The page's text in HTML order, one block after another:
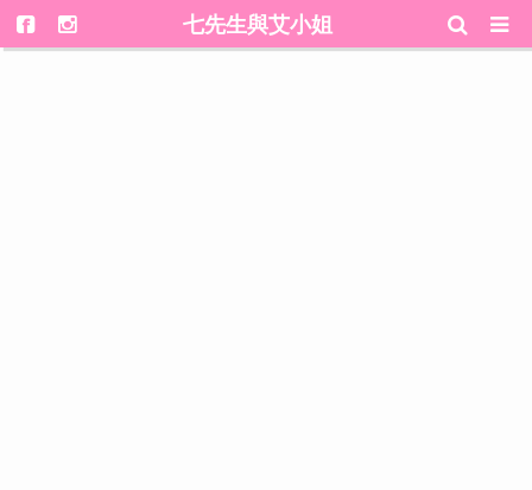
七先生與艾小姐